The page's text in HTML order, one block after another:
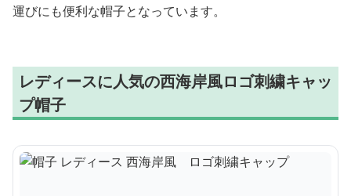
運びにも便利な帽子となっています。
レディースに人気の西海岸風ロゴ刺繍キャッ
プ帽子